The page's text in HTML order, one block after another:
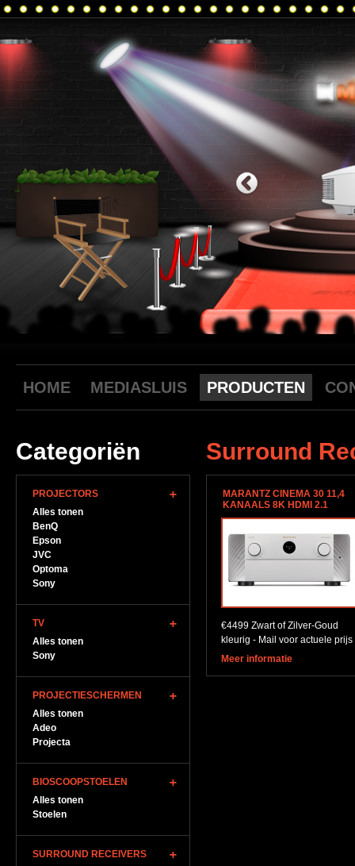
HOME MEDIASLUIS PRODUCTEN
Categoriën
PROJECTORS
Alles tonen
BenQ
Epson
JVC
Optoma
Sony
TV
Alles tonen
Sony
PROJECTIESCHERMEN
Alles tonen
Adeo
Projecta
BIOSCOOPSTOELEN
Alles tonen
Stoelen
SURROUND RECEIVERS
Surround
MARANTZ CINEMA 30 11,4
KANAALS 8K HDMI 2.1
€4499 Zwart of Zilver-Goud
kleurig - Mail voor actuele prijs
Meer informatie